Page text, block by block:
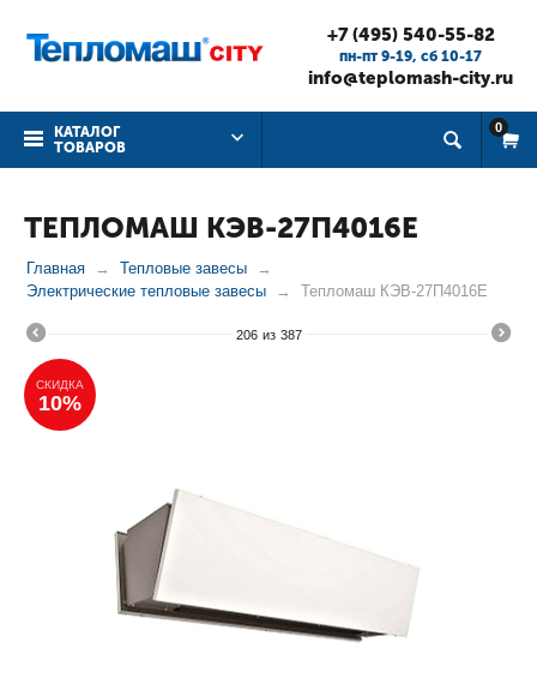
+7 (495) 540-55-82
пн-пт 9-19, cб 10-17
info@teplomash-city.ru
КАТАЛОГ
ТОВАРОВ
0
ТЕПЛОМАШ КЭВ-27П4016Е
Главная
Тепловые завесы
Электрические тепловые завесы
Тепломаш КЭВ-27П4016Е
206 из 387
СКИДКА
10%